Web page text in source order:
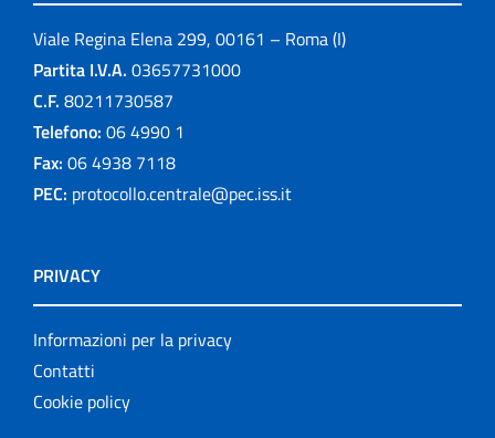
Viale Regina Elena 299, 00161 – Roma (I)
Partita I.V.A. 03657731000
C.F. 80211730587
Telefono: 06 4990 1
Fax: 06 4938 7118
PEC: protocollo.centrale@pec.iss.it
PRIVACY
Informazioni per la privacy
Contatti
Cookie policy